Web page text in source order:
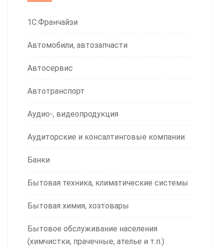
1С:Франчайзи
Автомобили, автозапчасти
Автосервис
Автотранспорт
Аудио-, видеопродукция
Аудиторские и консалтинговые компании
Банки
Бытовая техника, климатические системы
Бытовая химия, хозтовары
Бытовое обслуживание населения
(химчистки, прачечные, ателье и т.п.)